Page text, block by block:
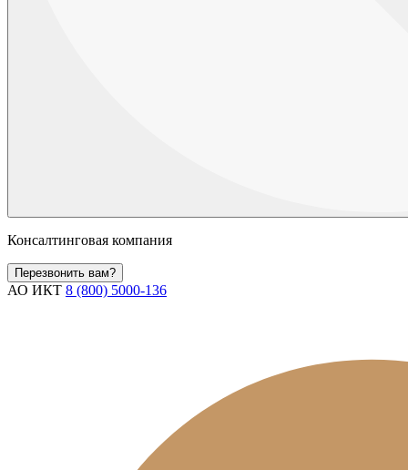
Консалтинговая компания
Перезвонить вам?
АО ИКТ 8 (800) 5000-136